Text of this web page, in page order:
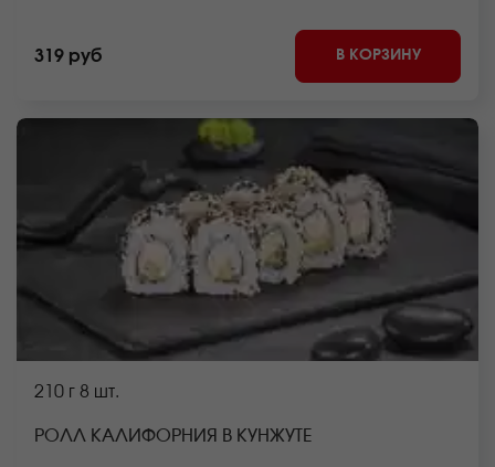
319 руб В КОРЗИНУ
210 г 8 шт.
РОЛЛ КАЛИФОРНИЯ В КУНЖУТЕ